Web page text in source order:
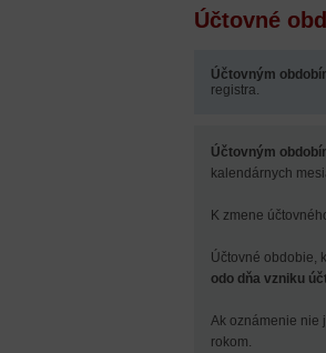
Účtovné
Účtovným
registra.
Účtovným
kalendárnych
K zmene
Účtovné obdobie,
odo dňa vzniku
Ak oznámenie nie
rokom.